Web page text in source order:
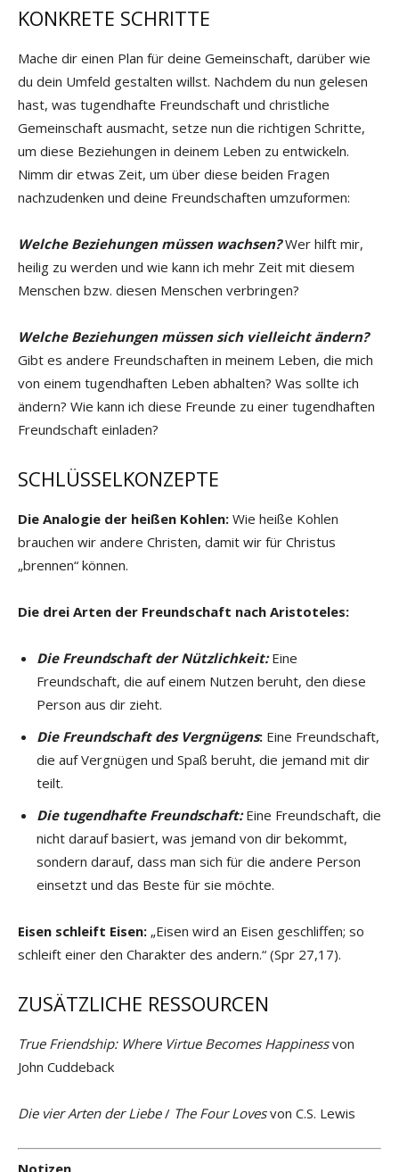
KONKRETE SCHRITTE
Mache dir einen Plan für deine Gemeinschaft, darüber wie
du dein Umfeld gestalten willst. Nachdem du nun gelesen
hast, was tugendhafte Freundschaft und christliche
Gemeinschaft ausmacht, setze nun die richtigen Schritte,
um diese Beziehungen in deinem Leben zu entwickeln.
Nimm dir etwas Zeit, um über diese beiden Fragen
nachzudenken und deine Freundschaften umzuformen:
Welche Beziehungen müssen wachsen?Wer hilft mir,
heilig zu werden und wie kann ich mehr Zeit mit diesem
Menschen bzw. diesen Menschen verbringen?
Welche Beziehungen müssen sich vielleicht ändern?
Gibt es andere Freundschaften in meinem Leben, die mich
von einem tugendhaften Leben abhalten? Was sollte ich
ändern? Wie kann ich diese Freunde zu einer tugendhaften
Freundschaft einladen?
SCHLÜSSELKONZEPTE
Die Analogie der heißen Kohlen: Wie heiße Kohlen
brauchen wir andere Christen, damit wir für Christus
„brennen“ können.
Die drei Arten der Freundschaft nach Aristoteles:
Die Freundschaft der Nützlichkeit:Eine
Freundschaft, die auf einem Nutzen beruht, den diese
Person aus dir zieht.
Die Freundschaft des Vergnügens: Eine Freundschaft,
die auf Vergnügen und Spaß beruht, die jemand mit dir
teilt.
Die tugendhafte Freundschaft:Eine Freundschaft, die
nicht darauf basiert, was jemand von dir bekommt,
sondern darauf, dass man sich für die andere Person
einsetzt und das Beste für sie möchte.
Eisen schleift Eisen: „Eisen wird an Eisen geschliffen; so
schleift einer den Charakter des andern.“ (Spr 27,17).
ZUSÄTZLICHE RESSOURCEN
True Friendship: Where Virtue Becomes Happinessvon
John Cuddeback
Die vier Arten der Liebe/ The Four Lovesvon C.S. Lewis
Notizen